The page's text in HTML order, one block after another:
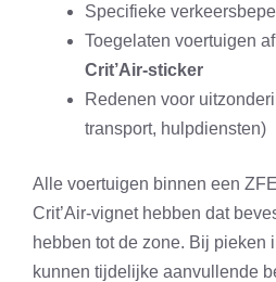
Specifieke
Toegelaten voertuigen
Crit’Air-sticker
Redenen voor
transport, hulpdiensten)
Alle voertuigen binnen een
Crit’Air-vignet hebben dat
hebben tot de zone. Bij pieken
kunnen tijdelijke aanvullende